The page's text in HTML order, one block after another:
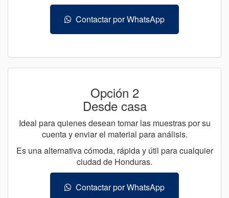
Contactar por WhatsApp
Opción 2
Desde casa
Ideal para quienes desean tomar las muestras por su
cuenta y enviar el material para análisis.
Es una alternativa cómoda, rápida y útil para cualquier
ciudad de Honduras.
Contactar por WhatsApp